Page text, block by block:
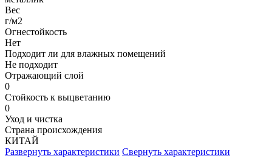
Вес
г/м2
Огнестойкость
Нет
Подходит ли для влажных помещений
Не подходит
Отражающий слой
0
Стойкость к выцветанию
0
Уход и чистка
Страна происхождения
КИТАЙ
Развернуть характеристики Свернуть характеристики